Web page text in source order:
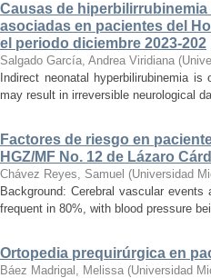
Causas de
asociadas en pacientes del
el periodo diciembre 2023-202
Salgado García, Andrea Viridiana (
Indirect neonatal hyperbilirubinemia
may result in irreversible neurological
Factores de riesgo en
HGZ/MF No. 12 de Lázaro
Chávez Reyes, Samuel (Universidad
Background: Cerebral vascular
frequent in 80%, with blood pressure
Ortopedia prequirúrgica en
Báez Madrigal, Melissa (Universidad